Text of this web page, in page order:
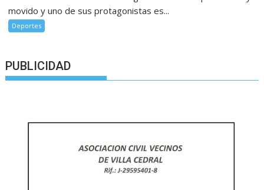
movido y uno de sus protagonistas es...
Deportes
PUBLICIDAD